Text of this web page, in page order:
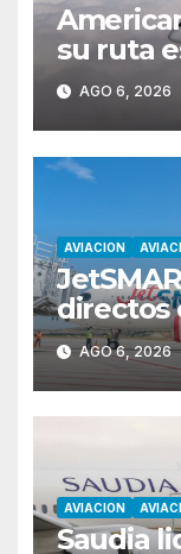
su ruta
Miami y
vuelos
AGO 6, 2026
AVIACION
directos
AGO 6, 2026
AVIACION
Saudia